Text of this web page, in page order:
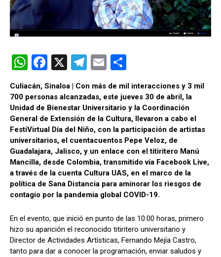
W
h
at
s
A
p
p
F
a
ce
b
o
o
k
X
T
e
gr
a
m
E
m
ail
o
m
p
ar
tir
Culiacán, Sinaloa | Con más de mil interacciones y 3 mil
700 personas alcanzadas, este jueves 30 de abril, la
Unidad de Bienestar Universitario y la Coordinación
General de Extensión de la Cultura, llevaron a cabo el
FestiVirtual Día del Niño, con la participación de artistas
universitarios, el cuentacuentos Pepe Veloz, de
Guadalajara, Jalisco, y un enlace con el titiritero Manú
Mancilla, desde Colombia, transmitido vía Facebook Live,
a través de la cuenta Cultura UAS, en el marco de la
política de Sana Distancia para aminorar los riesgos de
contagio por la pandemia global COVID-19.
En el evento, que inició en punto de las 10:00 horas, primero
hizo su aparición el reconocido titiritero universitario y
Director de Actividades Artísticas, Fernando Mejía Castro,
tanto para dar a conocer la programación, enviar saludos y